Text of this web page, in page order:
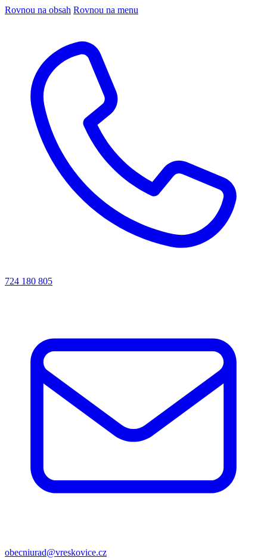
Rovnou na obsah Rovnou na menu
724 180 805
obecniurad@vreskovice.cz